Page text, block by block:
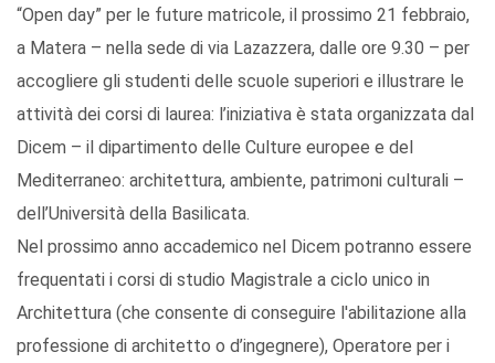
“Open day” per le future matricole, il prossimo 21 febbraio,
a Matera – nella sede di via Lazazzera, dalle ore 9.30 – per
accogliere gli studenti delle scuole superiori e illustrare le
attività dei corsi di laurea: l’iniziativa è stata organizzata dal
Dicem – il dipartimento delle Culture europee e del
Mediterraneo: architettura, ambiente, patrimoni culturali –
dell’Università della Basilicata.
Nel prossimo anno accademico nel Dicem potranno essere
frequentati i corsi di studio Magistrale a ciclo unico in
Architettura (che consente di conseguire l'abilitazione alla
professione di architetto o d’ingegnere), Operatore per i